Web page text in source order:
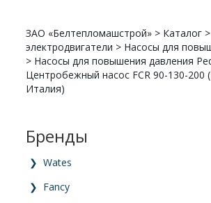
ЗАО «Белтепломашстрой» > Каталог >
электродвигатели > Насосы для
> Насосы для повышения давления
Центробежный насос FCR 90-130-200
Италия)
Бренды
❯ Wates
❯ Fancy